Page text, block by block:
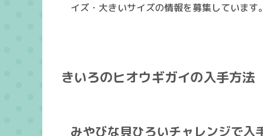
イズ・大きいサイズの情報を募集しています
きいろのヒオウギガイの入手方法
みやびな貝ひろいチャレンジで入